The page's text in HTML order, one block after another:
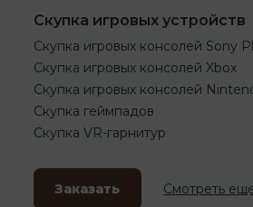
Скупка игровых устройств
Скупка игровых консолей Sony
Скупка игровых консолей Xbox
Скупка игровых консолей
Скупка геймпадов
Скупка VR-гарнитур
Заказать Смотреть